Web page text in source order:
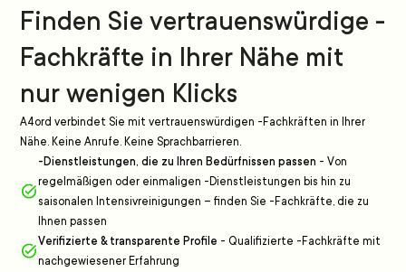
Finden Sie vertrauenswürdige -
Fachkräfte in Ihrer Nähe mit
nur wenigen Klicks
A4ord verbindet Sie mit vertrauenswürdigen -Fachkräften in Ihrer
Nähe. Keine Anrufe. Keine Sprachbarrieren.
-Dienstleistungen, die zu Ihren Bedürfnissen passen - Von
regelmäßigen oder einmaligen -Dienstleistungen bis hin zu
saisonalen Intensivreinigungen – finden Sie -Fachkräfte, die zu
Ihnen passen
Verifizierte & transparente Profile - Qualifizierte -Fachkräfte mit
nachgewiesener Erfahrung